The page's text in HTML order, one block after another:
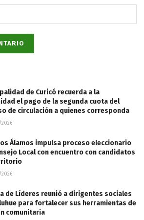
de Curicó recuerda a la
el pago de la segunda cuota del
de circulación a quienes corresponda
Álamos impulsa proceso eleccionario
Local con encuentro con candidatos
de Líderes reunió a dirigentes sociales
para fortalecer sus herramientas de
comunitaria